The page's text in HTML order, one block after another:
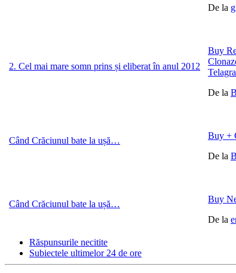
De la
2. Cel mai mare somn prins și eliberat în anul 2012
Buy
De la
Când Crăciunul bate la ușă…
Buy +
De la
Când Crăciunul bate la ușă…
Buy
De la
Răspunsurile necitite
Subiectele ultimelor 24 de ore